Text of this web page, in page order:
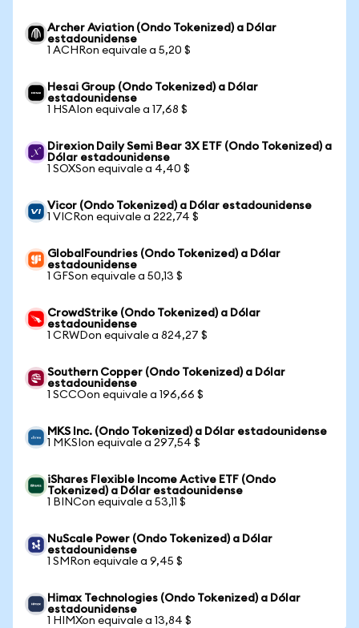
Archer Aviation (Ondo Tokenized) a Dólar
estadounidense
1 ACHRon equivale a 5,20 $
Hesai Group (Ondo Tokenized) a Dólar
estadounidense
1 HSAIon equivale a 17,68 $
Direxion Daily Semi Bear 3X ETF (Ondo Tokenized) a
Dólar estadounidense
1 SOXSon equivale a 4,40 $
Vicor (Ondo Tokenized) a Dólar estadounidense
1 VICRon equivale a 222,74 $
GlobalFoundries (Ondo Tokenized) a Dólar
estadounidense
1 GFSon equivale a 50,13 $
CrowdStrike (Ondo Tokenized) a Dólar
estadounidense
1 CRWDon equivale a 824,27 $
Southern Copper (Ondo Tokenized) a Dólar
estadounidense
1 SCCOon equivale a 196,66 $
MKS Inc. (Ondo Tokenized) a Dólar estadounidense
1 MKSIon equivale a 297,54 $
iShares Flexible Income Active ETF (Ondo
Tokenized) a Dólar estadounidense
1 BINCon equivale a 53,11 $
NuScale Power (Ondo Tokenized) a Dólar
estadounidense
1 SMRon equivale a 9,45 $
Himax Technologies (Ondo Tokenized) a Dólar
estadounidense
1 HIMXon equivale a 13,84 $